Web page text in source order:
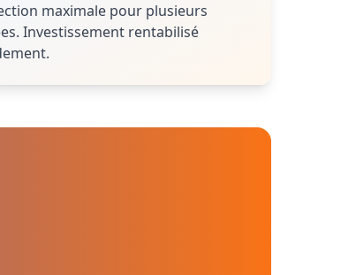
maximale pour plusieurs
Investissement rentabilisé